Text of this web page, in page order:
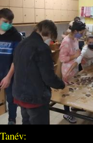
Tanév: